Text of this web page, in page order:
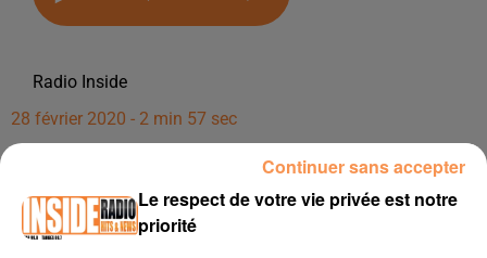
Radio Inside
28 février 2020 - 2 min 57 sec
INTERVIEW DE PAUL GENEVET, DU STUDIO HÉLIUM &AGRAVE PAU,
DANS LES STUDIOS DE RADIO INSIDE !!!
INTERVIEW de Paul Genevet, du Studio Hélium à Pau, dans
Le respect de votre vie privée est notre
priorité
Continuer sans accepter